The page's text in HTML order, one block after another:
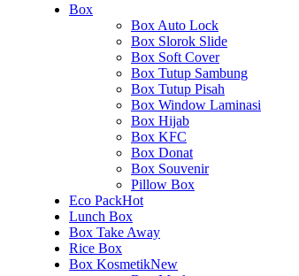
Box
Box Auto Lock
Box Slorok Slide
Box Soft Cover
Box Tutup Sambung
Box Tutup Pisah
Box Window Laminasi
Box Hijab
Box KFC
Box Donat
Box Souvenir
Pillow Box
Eco PackHot
Lunch Box
Box Take Away
Rice Box
Box KosmetikNew